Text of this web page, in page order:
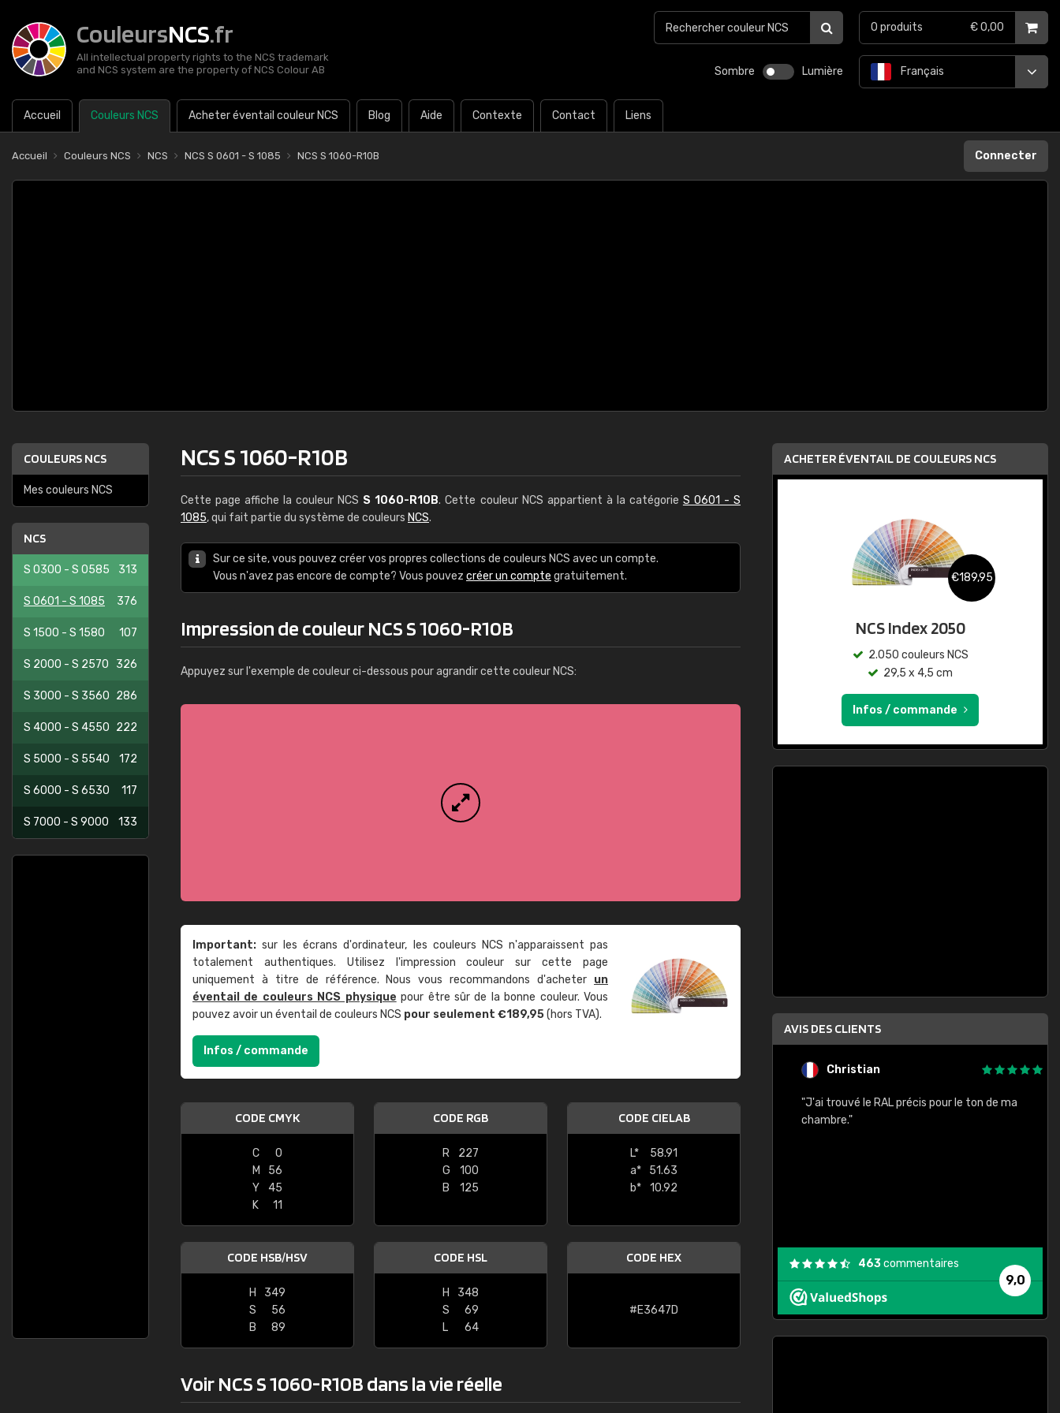
CouleursNCS.fr
All intellectual property rights to the NCS trademark
and NCS system are the property of NCS Colour AB
Sombre Lumière
Accueil Couleurs NCS Acheter éventail couleur NCS Blog Aide Contexte Contact Liens
Français
0 produits € 0,00
Accueil Couleurs NCS NCS NCS S 0601 - S 1085 NCS S 1060-R10B Connecter
COULEURS NCS
Mes couleurs NCS
NCS
S 0300 - S 0585 313
S 0601 - S 1085 376
S 1500 - S 1580 107
S 2000 - S 2570 326
S 3000 - S 3560 286
S 4000 - S 4550 222
S 5000 - S 5540 172
S 6000 - S 6530 117
S 7000 - S 9000 133
NCS S 1060-R10B
Cette page affiche la couleur NCS S 1060-R10B. Cette couleur NCS appartient à la catégorie S 0601 - S
1085, qui fait partie du système de couleurs NCS.
Sur ce site, vous pouvez créer vos propres collections de couleurs NCS avec un compte.
Vous n'avez pas encore de compte? Vous pouvez créer un compte gratuitement.
Impression de couleur NCS S 1060-R10B
Appuyez sur l'exemple de couleur ci-dessous pour agrandir cette couleur NCS:
Important: sur les écrans d'ordinateur, les couleurs NCS n'apparaissent pas
totalement authentiques. Utilisez l'impression couleur sur cette page
uniquement à titre de référence. Nous vous recommandons d'acheter un
éventail de couleurs NCS physique pour être sûr de la bonne couleur. Vous
pouvez avoir un éventail de couleurs NCS pour seulement €189,95(hors TVA).
Infos / commande
CODE CMYK
C
0
M
56
Y
45
K
11
CODE RGB
R
227
G
100
B
125
CODE CIELAB
L*
58.91
a*
51.63
b*
10.92
CODE HSB/HSV
H
349
S
56
B
89
CODE HSL
H
348
S
69
L
64
CODE HEX
#E3647D
Voir NCS S 1060-R10B dans la vie réelle
ACHETER ÉVENTAIL DE COULEURS NCS
€189,95
NCS Index 2050
2.050 couleurs NCS
29,5 x 4,5 cm
Infos / commande
AVIS DES CLIENTS
"Le site ne permet pas de voir clairement quels
sont les produits disponibles. Il y a plusieurs
palettes de couleurs: Classic, Design, etc. On ne
comprend pas qui est quoi. La livraison s'est
bien passé et le produit reçu me convient."
Christian
"J'ai trouvé le RAL précis pour le ton de ma
chambre."
9,0
463commentaires